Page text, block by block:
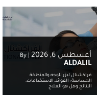
أغسطس 6, 2026 By
ALDALIL
فراكشنال ليزر للوجه والمنطقة
الحساسة : الفوائد، الاستخدامات،
النتائج وهل هو العلاج